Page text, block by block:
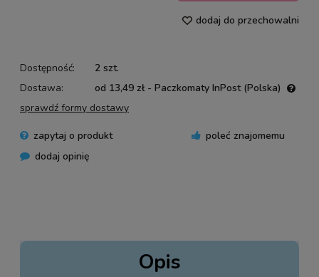
dodaj do przechowalni
Dostępność:
2 szt.
Dostawa:
od 13,49 zł - Paczkomaty InPost (Polska)
sprawdź formy dostawy
zapytaj o produkt
poleć znajomemu
dodaj opinię
Opis